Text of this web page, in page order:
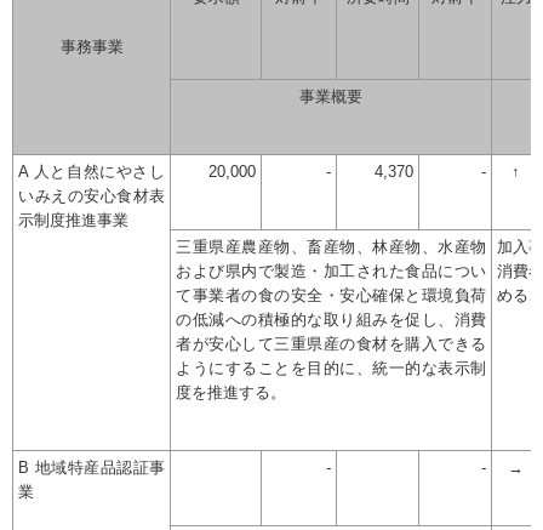
事務事業
事業概要
A 人と自然にやさし
いみえの安心食材表
示制度推進事業
20,000 - 4,370 - ↑
三重県産農産物、畜産物、林産物、水産物
および県内で製造・加工された食品につい
て事業者の食の安全・安心確保と環境負荷
の低減への積極的な取り組みを促し、消費
者が安心して三重県産の食材を購入できる
ようにすることを目的に、統一的な表示制
度を推進する。
加入
消費
める
B 地域特産品認証事
業
- - →